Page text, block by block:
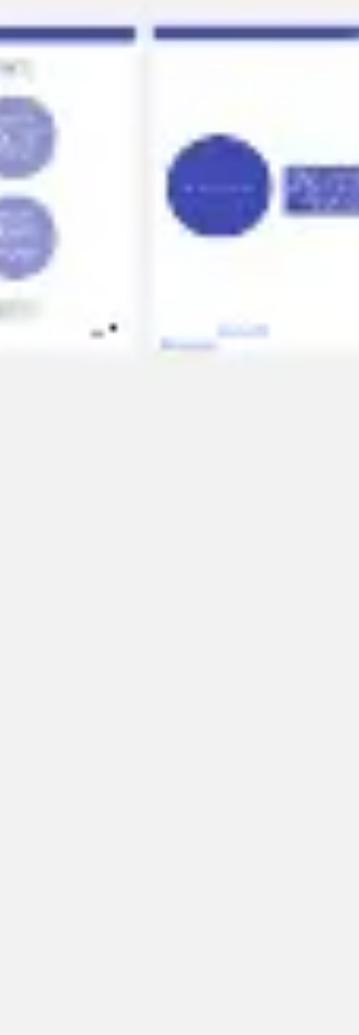
프레젠테이션 및 슬라이드